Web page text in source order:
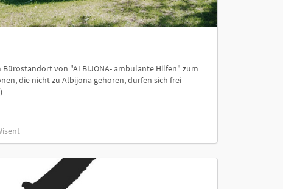
von "ALBIJONA- ambulante Hilfen" zum
die nicht zu Albijona gehören, dürfen sich frei